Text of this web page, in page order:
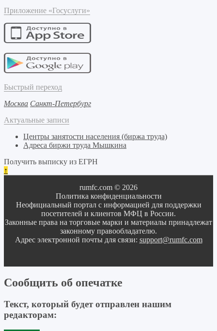
Приложение «Госуслуги»
Быстрый переход
Москва Санкт-Петербург
Актуальные записи
Центры занятости населения (биржа труда)
Адреса биржи труда Мышкина
Получить выписку из ЕГРН
↑
rumfc.com © 2026
Политика конфиденциальности
Неофициальный портал с информацией для поддержки
посетителей и клиентов МФЦ в России.
Законные права на торговые марки и материалы принадлежат
законному правообладателю.
Адрес электронной почты для связи: support@rumfc.com
Сообщить об опечатке
Текст, который будет отправлен нашим
редакторам: